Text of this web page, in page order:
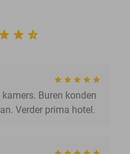
Buren konden
Verder prima hotel.